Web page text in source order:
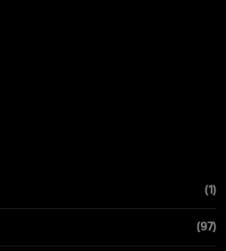
(1)
(97)